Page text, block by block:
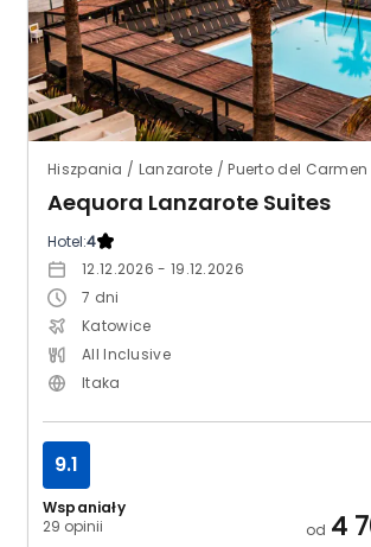
Hiszpania / Lanzarote / Puerto del Carmen
Aequora Lanzarote Suites
Hotel:4
12.12.2026 - 19.12.2026
7 dni
Katowice
All Inclusive
Itaka
Wspaniały
29 opinii
9.1
od 4